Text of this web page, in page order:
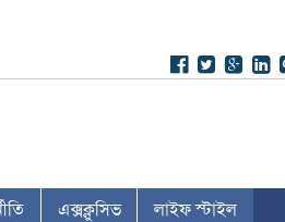
এক্সক্লুসিভ লাইফ স্টাইল